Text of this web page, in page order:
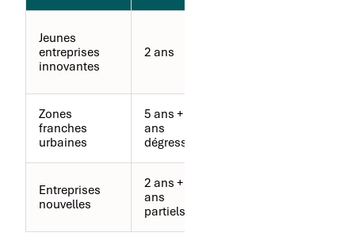
Jeunes
entreprises
innovantes
2 ans
Zones
franches
urbaines
5 ans + 3
ans
dégressifs
Entreprises
nouvelles
2 ans + 3
ans
partiels